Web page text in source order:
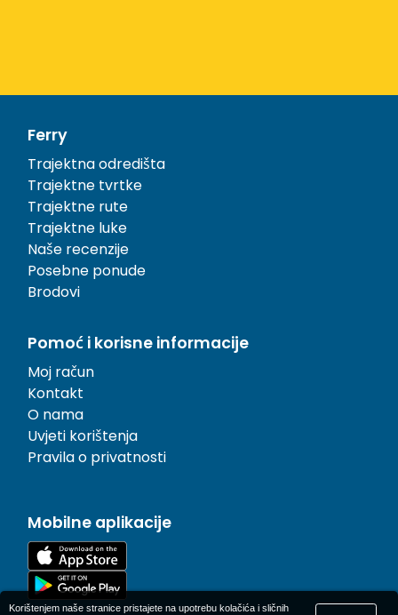
Ferry
Trajektna odredišta
Trajektne tvrtke
Trajektne rute
Trajektne luke
Naše recenzije
Posebne ponude
Brodovi
Pomoć i korisne informacije
Moj račun
Kontakt
O nama
Uvjeti korištenja
Pravila o privatnosti
Mobilne aplikacije
Korištenjem naše stranice pristajete na upotrebu kolačića i sličnih